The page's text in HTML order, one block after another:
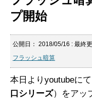
プ開始
公開日： 2018/05/16 : 最終
フラッシュ暗算
本日よりyoutubeに
口シリーズ）をアッ